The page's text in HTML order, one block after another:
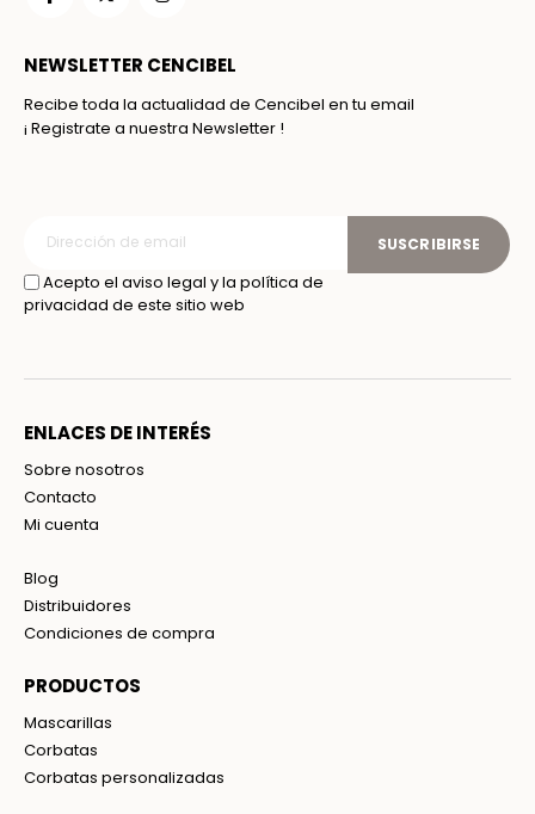
NEWSLETTER CENCIBEL
Recibe toda la actualidad de Cencibel en tu email
¡ Registrate a nuestra Newsletter !
Acepto el aviso legal y la política de
privacidad de este sitio web
SUSCRIBIRSE
ENLACES DE INTERÉS
Sobre nosotros
Contacto
Mi cuenta
Blog
Distribuidores
Condiciones de compra
PRODUCTOS
Mascarillas
Corbatas
Corbatas personalizadas